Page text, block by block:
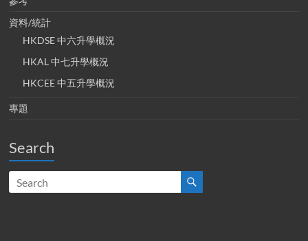
資料/統計
HKDSE 中六升學概況
HKAL 中七升學概況
HKCEE 中五升學概況
專題
Search